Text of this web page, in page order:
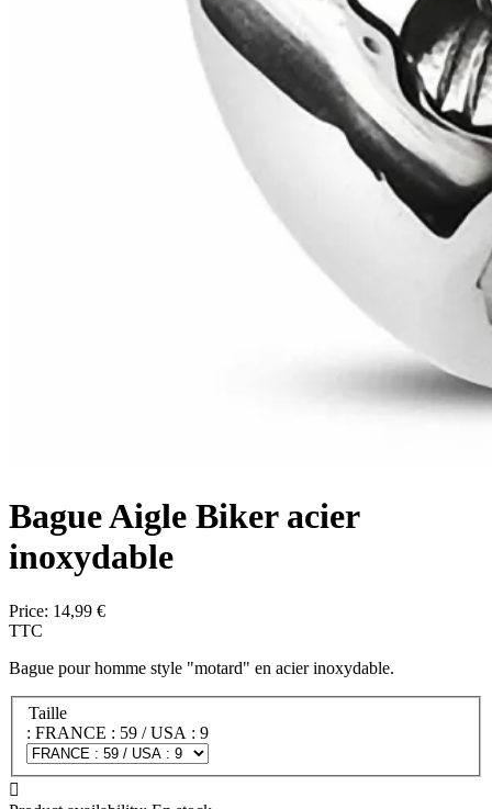
Bague Aigle Biker acier
inoxydable
Price: 14,99 €
TTC
Bague pour homme style "motard" en acier inoxydable.
Taille
: FRANCE : 59 / USA : 9
